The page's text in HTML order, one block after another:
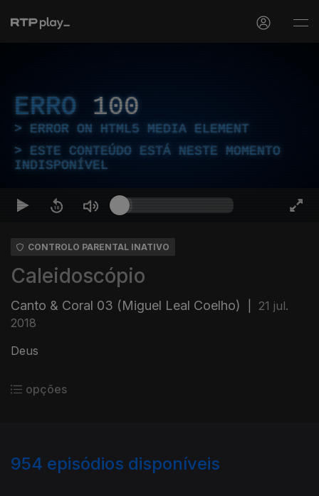
ERRO 100
ERROR ON HTML5 MEDIA ELEMENT
ESTE CONTEÚDO ESTÁ NESTE MOMENTO
INDISPONÍVEL
CONTROLO PARENTAL INATIVO
Caleidoscópio
Canto & Coral 03 (Miguel Leal Coelho)
21 jul.
2018
Deus
opções
954 episódios disponíveis